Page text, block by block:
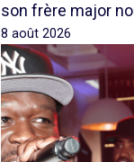
son frère major
8 août 2026